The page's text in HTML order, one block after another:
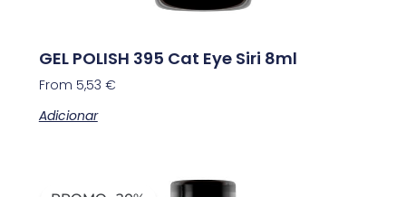
GEL POLISH 395 Cat Eye Siri 8ml
From 5,53 €
Adicionar